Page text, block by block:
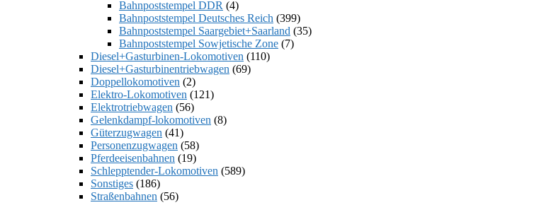
Bahnpoststempel DDR (4)
Bahnpoststempel Deutsches Reich (399)
Bahnpoststempel Saargebiet+Saarland (35)
Bahnpoststempel Sowjetische Zone (7)
Diesel+Gasturbinen-Lokomotiven (110)
Diesel+Gasturbinentriebwagen (69)
Doppellokomotiven (2)
Elektro-Lokomotiven (121)
Elektrotriebwagen (56)
Gelenkdampf-lokomotiven (8)
Güterzugwagen (41)
Personenzugwagen (58)
Pferdeeisenbahnen (19)
Schlepptender-Lokomotiven (589)
Sonstiges (186)
Straßenbahnen (56)